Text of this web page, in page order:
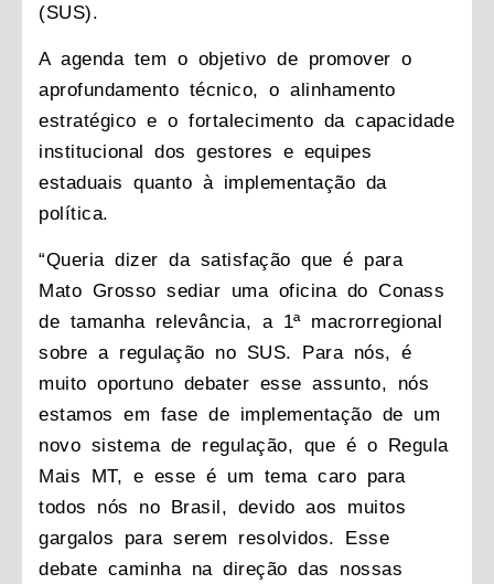
(SUS).
A agenda tem o objetivo de promover o
aprofundamento técnico, o alinhamento
estratégico e o fortalecimento da capacidade
institucional dos gestores e equipes
estaduais quanto à implementação da
política.
“Queria dizer da satisfação que é para
Mato Grosso sediar uma oficina do Conass
de tamanha relevância, a 1ª macrorregional
sobre a regulação no SUS. Para nós, é
muito oportuno debater esse assunto, nós
estamos em fase de implementação de um
novo sistema de regulação, que é o Regula
Mais MT, e esse é um tema caro para
todos nós no Brasil, devido aos muitos
gargalos para serem resolvidos. Esse
debate caminha na direção das nossas